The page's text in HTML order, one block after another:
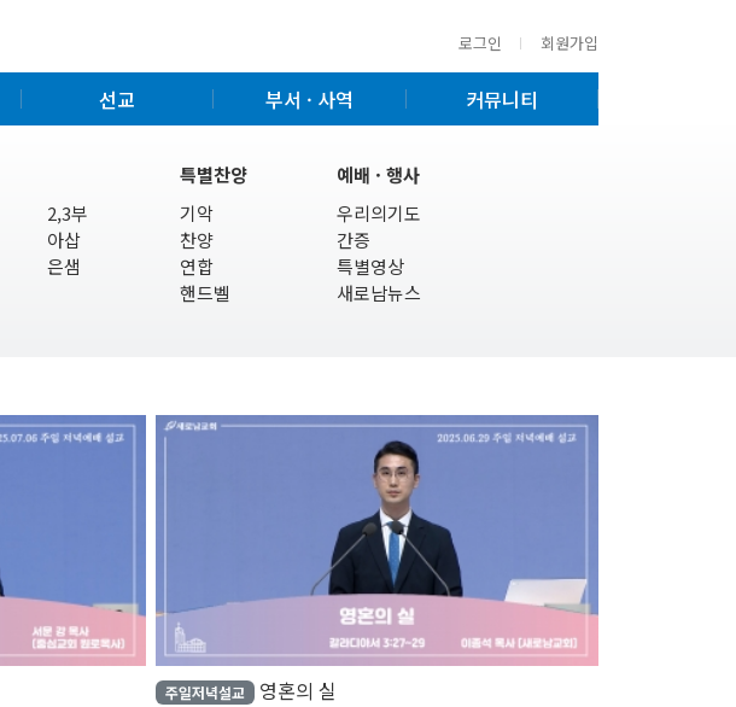
로그인 회원가입
선교 부서 · 사역 커뮤니티
2,3부
아삽
은샘
특별찬양
기악
찬양
연합
핸드벨
예배 · 행사
우리의기도
간증
특별영상
새로남뉴스
주일저녁설교 영혼의 실